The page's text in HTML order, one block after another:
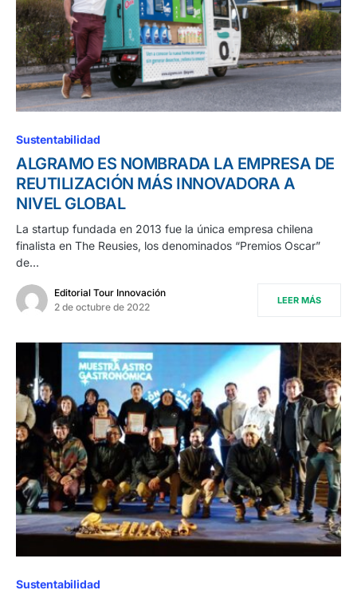
Sustentabilidad
ALGRAMO ES NOMBRADA LA EMPRESA DE
REUTILIZACIÓN MÁS INNOVADORA A
NIVEL GLOBAL
La startup fundada en 2013 fue la única empresa chilena
finalista en The Reusies, los denominados “Premios Oscar”
de…
Editorial Tour Innovación
2 de octubre de 2022
LEER MÁS
Sustentabilidad